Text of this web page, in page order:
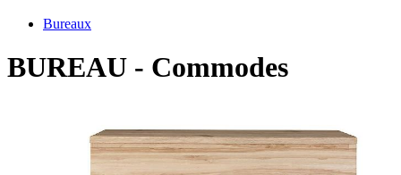
Bureaux
BUREAU - Commodes